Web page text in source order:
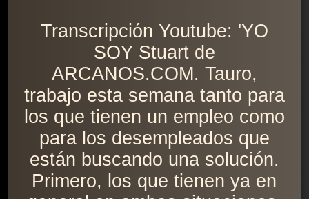
Transcripción Youtube: 'YO
SOY Stuart de
ARCANOS.COM. Tauro,
trabajo esta semana tanto para
los que tienen un empleo como
para los desempleados que
están buscando una solución.
Primero, los que tienen ya en